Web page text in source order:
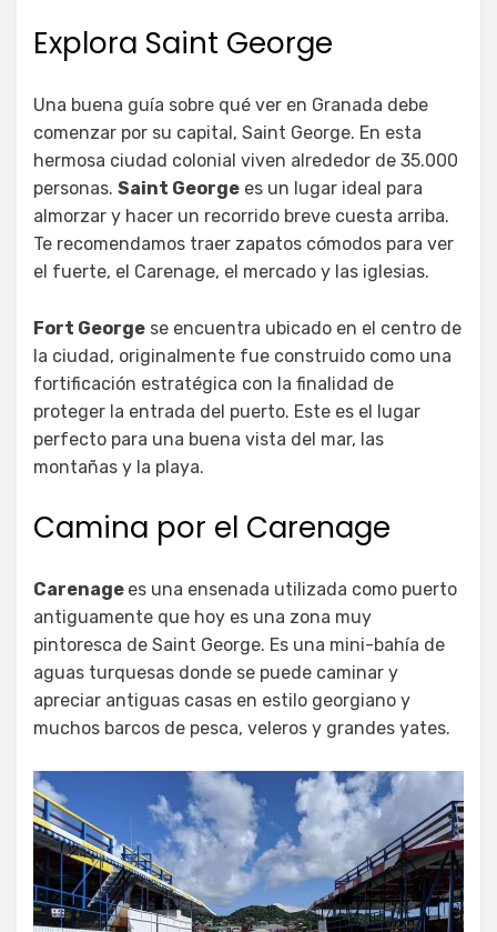
Explora Saint George
Una buena guía sobre qué ver en Granada debe
comenzar por su capital, Saint George. En esta
hermosa ciudad colonial viven alrededor de 35.000
personas. Saint George es un lugar ideal para
almorzar y hacer un recorrido breve cuesta arriba.
Te recomendamos traer zapatos cómodos para ver
el fuerte, el Carenage, el mercado y las iglesias.
Fort George se encuentra ubicado en el centro de
la ciudad, originalmente fue construido como una
fortificación estratégica con la finalidad de
proteger la entrada del puerto. Este es el lugar
perfecto para una buena vista del mar, las
montañas y la playa.
Camina por el Carenage
Carenage es una ensenada utilizada como puerto
antiguamente que hoy es una zona muy
pintoresca de Saint George. Es una mini-bahía de
aguas turquesas donde se puede caminar y
apreciar antiguas casas en estilo georgiano y
muchos barcos de pesca, veleros y grandes yates.